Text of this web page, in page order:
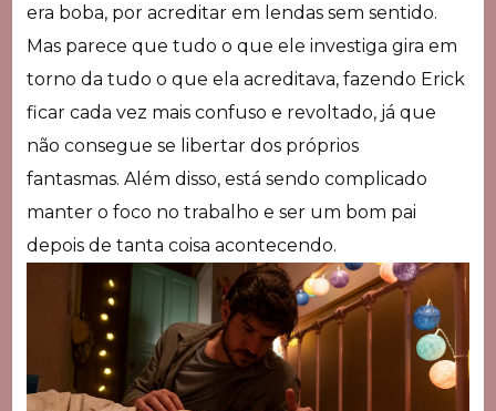
era boba, por acreditar em lendas sem sentido.
Mas parece que tudo o que ele investiga gira em
torno da tudo o que ela acreditava, fazendo Erick
ficar cada vez mais confuso e revoltado, já que
não consegue se libertar dos próprios
fantasmas. Além disso, está sendo complicado
manter o foco no trabalho e ser um bom pai
depois de tanta coisa acontecendo.